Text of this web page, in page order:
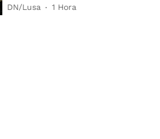
DN/Lusa 1 Hora